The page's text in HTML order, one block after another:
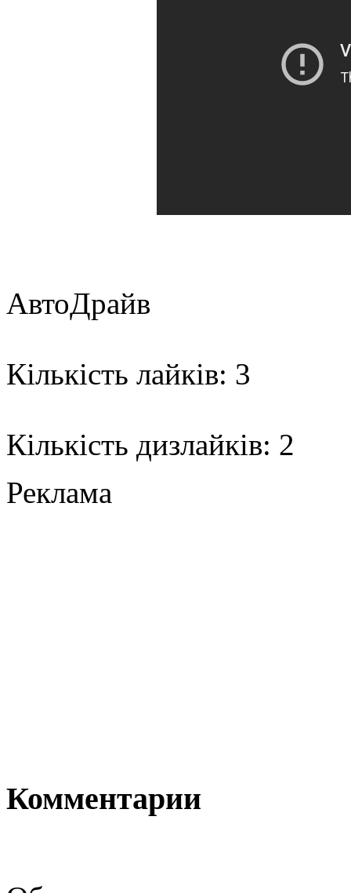
АвтоДрайв
Кількість лайків: 3
Кількість дизлайків: 2
Реклама
Комментарии